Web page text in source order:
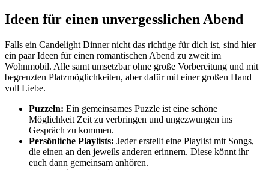
Ideen für einen unvergesslichen Abend
Falls ein Candelight Dinner nicht das richtige für dich ist, sind hier
ein paar Ideen für einen romantischen Abend zu zweit im
Wohnmobil. Alle samt umsetzbar ohne große Vorbereitung und mit
begrenzten Platzmöglichkeiten, aber dafür mit einer großen Hand
voll Liebe.
Puzzeln: Ein gemeinsames Puzzle ist eine schöne
Möglichkeit Zeit zu verbringen und ungezwungen ins
Gespräch zu kommen.
Persönliche Playlists: Jeder erstellt eine Playlist mit Songs,
die einen an den jeweils anderen erinnern. Diese könnt ihr
euch dann gemeinsam anhören.